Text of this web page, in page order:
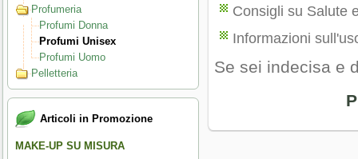
Profumeria
Profumi Donna
Profumi Unisex
Profumi Uomo
Pelletteria
Articoli in Promozione
MAKE-UP SU MISURA
Consigli su Salute
Informazioni
Se sei indecisa e